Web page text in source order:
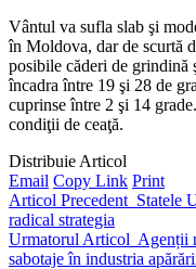
Vântul va sufla slab şi
în Moldova, dar de scurtă
posibile căderi de
încadra între 19 şi 28 de
cuprinse între 2 şi 14
condiţii de ceaţă.
Distribuie Articol
Email Copy Link Print
Articol Precedent Statele
radical strategia
Urmatorul Articol Agenții
sabotaje în industria